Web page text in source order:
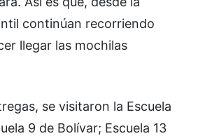
continúan recorriendo
llegar las mochilas
se visitaron la Escuela
9 de Bolívar; Escuela 13